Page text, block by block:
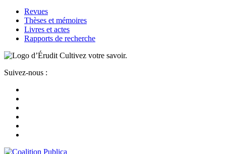
Revues
Thèses et mémoires
Livres et actes
Rapports de recherche
Cultivez votre savoir.
Suivez-nous :